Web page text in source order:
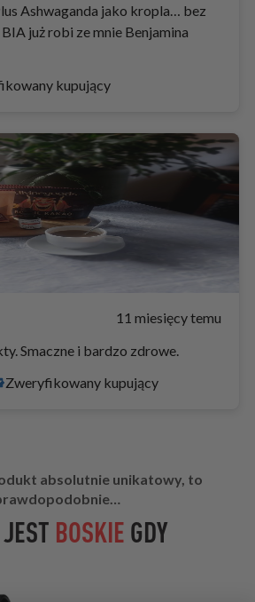
Ashwaganda jako kropla… bez
już robi ze mnie Benjamina
kupujący
11 miesięcy temu
Wspaniałe produkty. Smaczne i bardzo zdrowe.
Zweryfikowany kupujący
absolutnie unikatowy, to
BOSKIE GDY